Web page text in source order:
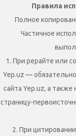
Правила
Полное
Частичное
1. При рерайте или
Yep.uz —
сайта Yep.uz, а
страницу-
2. При